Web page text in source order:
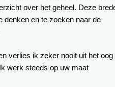
over het geheel. Deze
denken en te zoeken naar de
verlies ik zeker nooit uit het oog
werk steeds op uw maat